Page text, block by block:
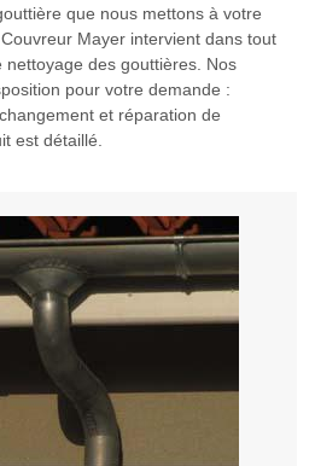
que nous mettons à votre
Mayer intervient dans tout
des gouttières. Nos
pour votre demande :
et réparation de
est détaillé.